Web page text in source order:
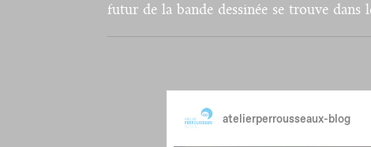
futur de la bande dessinée se trouve dans